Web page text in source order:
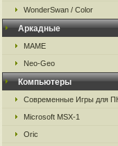
WonderSwan / Color
Аркадные
MAME
Neo-Geo
Компьютеры
Современные Игры для
Microsoft MSX-1
Oric